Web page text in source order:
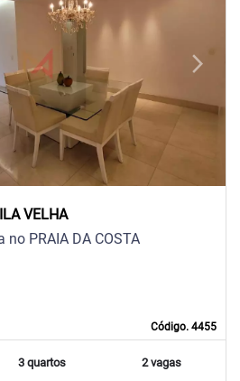
arrow_forward_iosNext
VELHA
Código. 4455
PRAIA DA COSTA
3 quartos 2 vagas